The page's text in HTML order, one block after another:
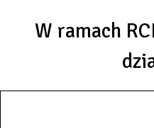
W ramach